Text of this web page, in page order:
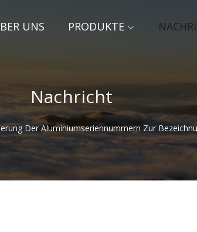
UNS PRODUKTE
Nachricht
Der Aluminiumseriennummern Zur